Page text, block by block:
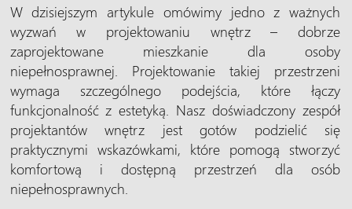
W dzisiejszym artykule omówimy jedno z ważnych
wyzwań w projektowaniu wnętrz – dobrze
zaprojektowane mieszkanie dla osoby
niepełnosprawnej. Projektowanie takiej przestrzeni
wymaga szczególnego podejścia, które łączy
funkcjonalność z estetyką. Nasz doświadczony zespół
projektantów wnętrz jest gotów podzielić się
praktycznymi wskazówkami, które pomogą stworzyć
komfortową i dostępną przestrzeń dla osób
niepełnosprawnych.